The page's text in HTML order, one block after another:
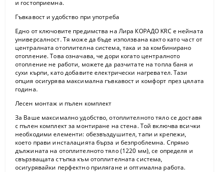
и гостоприемна.
Гъвкавост и удобство при употреба
Едно от ключовите предимства на Лира КОРАДО KRC е нейната
универсалност. Тя може да бъде използвана както като част от
централната отоплителна система, така и за комбинирано
отопление. Това означава, че дори когато централното
отопление не работи, можете да разчитате на топла баня и
сухи кърпи, като добавите електрически нагревател. Тази
опция осигурява максимална гъвкавост и комфорт през цялата
година.
Лесен монтаж и пълен комплект
За Ваше максимално удобство, отоплителното тяло се доставя
с пълен комплект за монтиране на стена. Той включва всички
необходими елементи: обезвъздушител, тапи и крепежи,
което прави инсталацията бърза и безпроблемна. Спрямо
дължината на отоплителното тяло (1220 мм), се определя и
свързващата стъпка към отоплителната система,
осигурявайки перфектно прилягане и оптимална работа.